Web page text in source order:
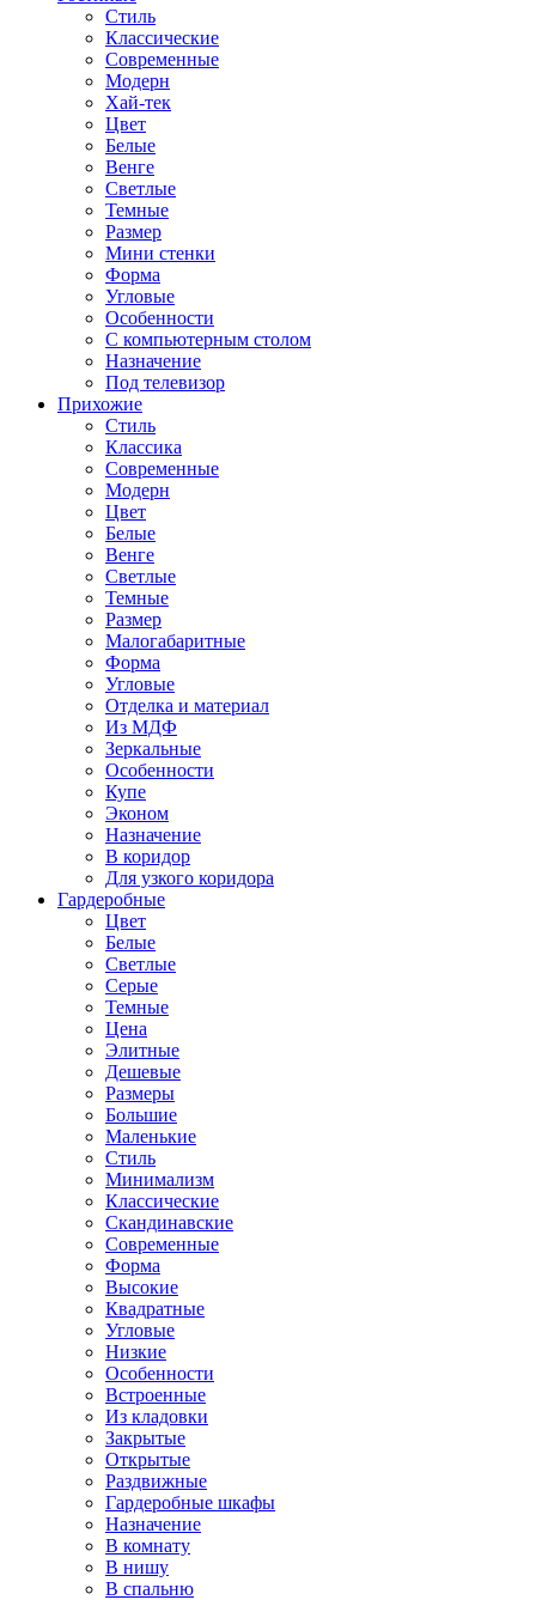
Стиль
Классические
Современные
Модерн
Хай-тек
Цвет
Белые
Венге
Светлые
Темные
Размер
Мини стенки
Форма
Угловые
Особенности
С компьютерным столом
Назначение
Под телевизор
Прихожие
Стиль
Классика
Современные
Модерн
Цвет
Белые
Венге
Светлые
Темные
Размер
Малогабаритные
Форма
Угловые
Отделка и материал
Из МДФ
Зеркальные
Особенности
Купе
Эконом
Назначение
В коридор
Для узкого коридора
Гардеробные
Цвет
Белые
Светлые
Серые
Темные
Цена
Элитные
Дешевые
Размеры
Большие
Маленькие
Стиль
Минимализм
Классические
Скандинавские
Современные
Форма
Высокие
Квадратные
Угловые
Низкие
Особенности
Встроенные
Из кладовки
Закрытые
Открытые
Раздвижные
Гардеробные шкафы
Назначение
В комнату
В нишу
В спальню